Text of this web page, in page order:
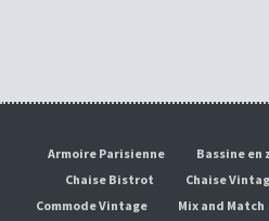
Armoire Parisienne Bassine en
Chaise Bistrot
Chaise
Commode Vintage
Mix and Match